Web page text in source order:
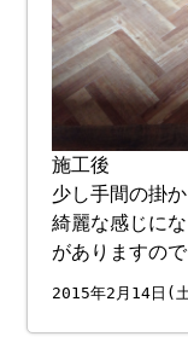
施工後
少し手間の掛
綺麗な感じに
がありますの
2015年2月14日(